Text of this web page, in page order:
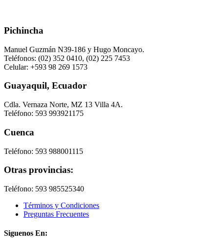
Pichincha
Manuel Guzmán N39-186 y Hugo Moncayo.
Teléfonos: (02) 352 0410, (02) 225 7453
Celular: +593 98 269 1573
Guayaquil, Ecuador
Cdla. Vernaza Norte, MZ 13 Villa 4A.
Teléfono: 593 993921175
Cuenca
Teléfono: 593 988001115
Otras provincias:
Teléfono: 593 985525340
Términos y Condiciones
Preguntas Frecuentes
Siguenos En: